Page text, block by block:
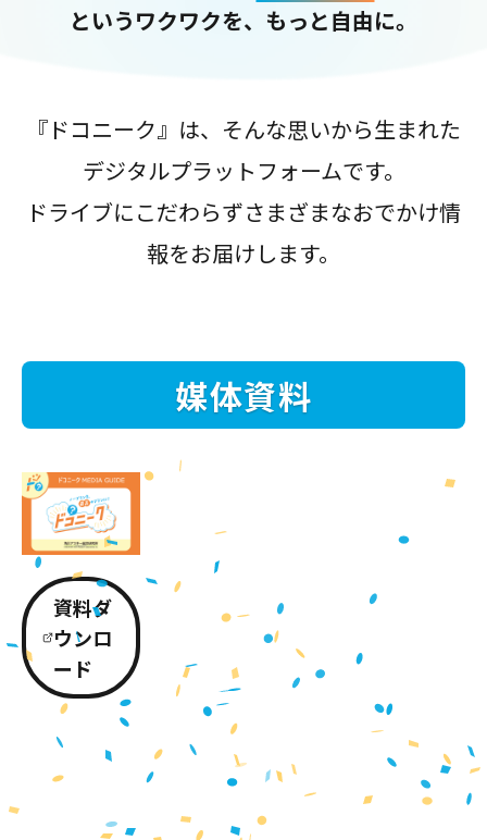
というワクワクを、もっと自由に。
『ドコニーク』は、そんな思いから生まれた
デジタルプラットフォームです。
ドライブにこだわらずさまざまなおでかけ情
報をお届けします。
媒体資料
資料ダ
ウンロ
ード